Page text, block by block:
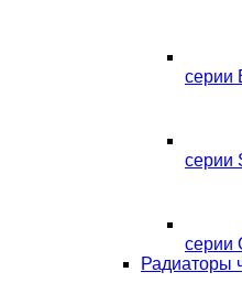
серии
серии
серии
Радиаторы